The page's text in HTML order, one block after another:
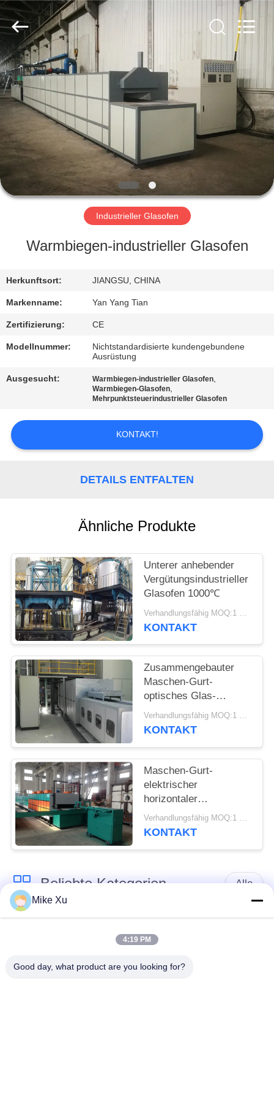
ZU
HAUSE
PRODUKTE
VIDEOS
ÜBER
WERKSBESICHTIGUNG
QUALITÄTSKONTROLLE
RECHTSSACHEN
ANGEBOT
POLICY
Furnace
Co.,
Ltd.
All
Reserved.
Industrieller Glasofen
Warmbiegen-industrieller Glasofen
Herkunftsort: JIANGSU, CHINA
Markenname: Yan Yang Tian
Zertifizierung: CE
Modellnummer:
Nichtstandardisierte kundengebundene
Ausrüstung
Ausgesucht: Warmbiegen-industrieller Glasofen,
Warmbiegen-Glasofen,
Mehrpunktsteuerindustrieller Glasofen
KONTAKT!
DETAILS ENTFALTEN
Ähnliche Produkte
Unterer anhebender
Vergütungsindustrieller
Glasofen 1000℃
Verhandlungsfähig MOQ:1 Satz
KONTAKT
Zusammengebauter
Maschen-Gurt-
optisches Glas-
Ausglühen-Brennofen
vor Ort
Verhandlungsfähig MOQ:1 Satz
KONTAKT
Maschen-Gurt-
elektrischer
horizontaler
Glasverzierungsofen Verhandlungsfähig MOQ:1 Satz
KONTAKT
Beliebte Kategorien Alle
Industrieller Glasofen
Mike Xu
4:19 PM
Good day, what product are you looking for?